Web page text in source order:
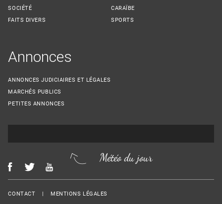
SOCIÉTÉ
FAITS DIVERS
CARAÏBE
SPORTS
Annonces
ANNONCES JUDICIAIRES ET LÉGALES
MARCHÉS PUBLICS
PETITES ANNONCES
Météo du jour
Menu Footer
CONTACT MENTIONS LÉGALES